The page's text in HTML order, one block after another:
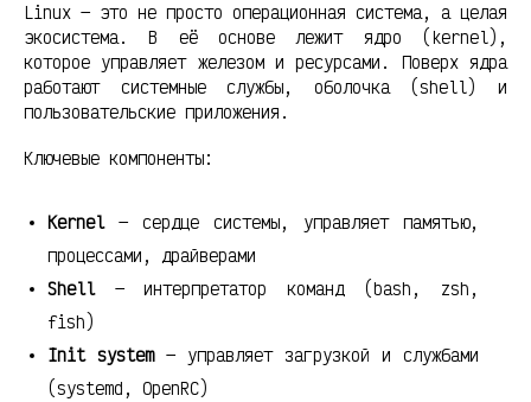
Linux — это не просто операционная система, а целая
экосистема. В её основе лежит ядро (kernel),
которое управляет железом и ресурсами. Поверх ядра
работают системные службы, оболочка (shell) и
пользовательские приложения.
Ключевые компоненты:
Kernel— сердце системы, управляет памятью,
процессами, драйверами
Shell— интерпретатор команд (bash, zsh,
fish)
Init system— управляет загрузкой и службами
(systemd, OpenRC)